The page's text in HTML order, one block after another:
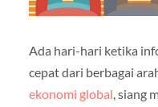
Ada hari-hari ketika
cepat dari berbagai
ekonomi global, siang